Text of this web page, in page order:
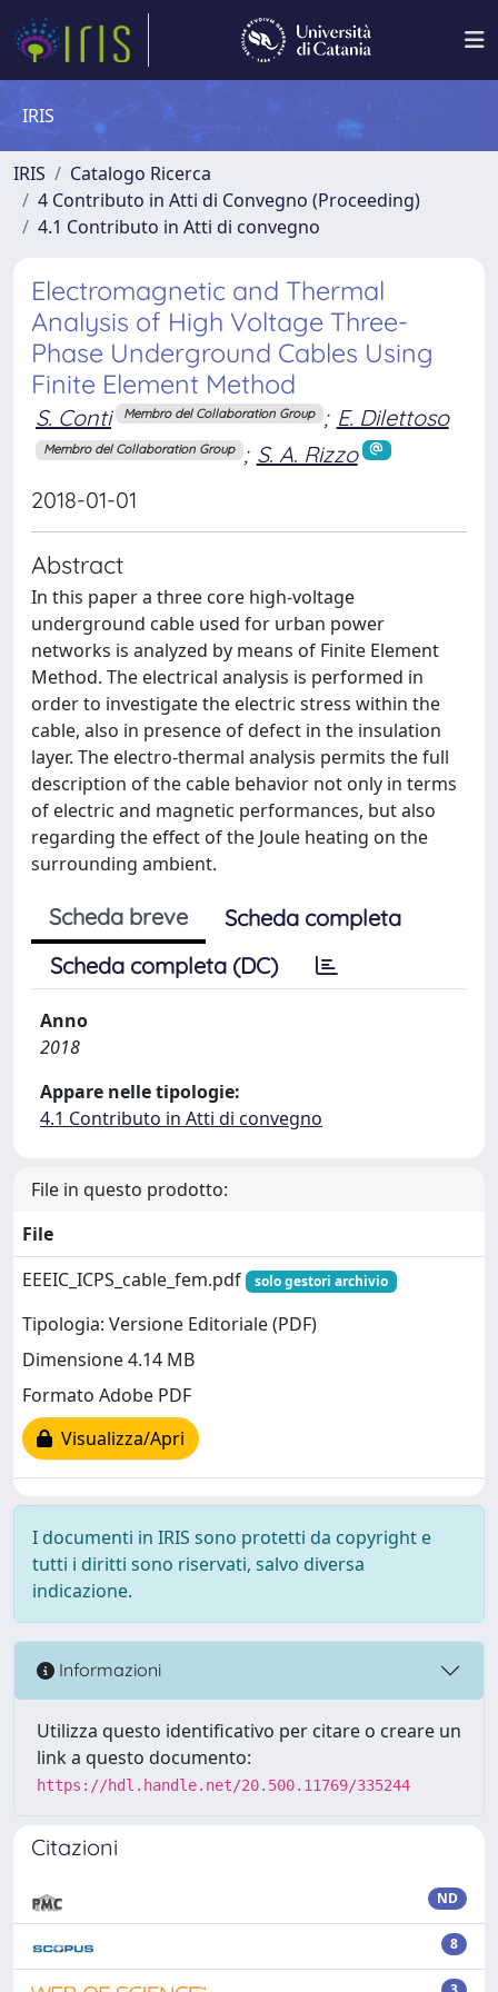
IRIS
IRIS
Catalogo Ricerca
4 Contributo in Atti di Convegno (Proceeding)
4.1 Contributo in Atti di convegno
Electromagnetic and Thermal
Analysis of High Voltage Three-
Phase Underground Cables Using
Finite Element Method
S. Conti Membro del Collaboration Group ; E. Dilettoso
Membro del Collaboration Group ; S. A. Rizzo
2018-01-01
Abstract
In this paper a three core high-voltage
underground cable used for urban power
networks is analyzed by means of Finite Element
Method. The electrical analysis is performed in
order to investigate the electric stress within the
cable, also in presence of defect in the insulation
layer. The electro-thermal analysis permits the full
description of the cable behavior not only in terms
of electric and magnetic performances, but also
regarding the effect of the Joule heating on the
surrounding ambient.
Scheda breve
Scheda completa
Scheda completa (DC)
Anno
2018
Appare nelle tipologie:
4.1 Contributo in Atti di convegno
File in questo prodotto:
File
EEEIC_ICPS_cable_fem.pdf
solo gestori archivio
Tipologia: Versione Editoriale (PDF)
Dimensione 4.14 MB
Formato Adobe PDF
Visualizza/Apri
I documenti in IRIS sono protetti da copyright e
tutti i diritti sono riservati, salvo diversa
indicazione.
Informazioni
Utilizza questo identificativo per citare o creare un
link a questo documento:
https://hdl.handle.net/20.500.11769/335244
Citazioni
ND
8